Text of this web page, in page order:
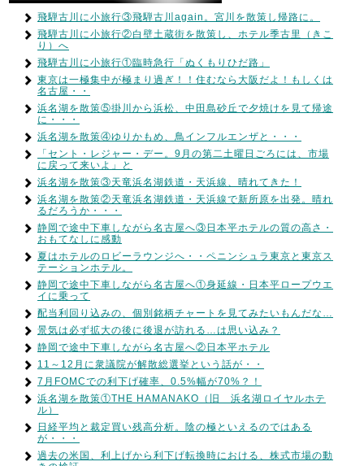
飛騨古川に小旅行③飛騨古川again。宮川を散策し帰路に。
飛騨古川に小旅行②白壁土蔵街を散策し、ホテル季古里（きこ
り）へ
飛騨古川に小旅行①臨時急行「ぬくもりひだ路」
東京は一極集中が極まり過ぎ！！住むなら大阪だよ！もしくは
名古屋・・
浜名湖を散策⑤掛川から浜松、中田島砂丘で夕焼けを見て帰途
に・・・
浜名湖を散策④ゆりかもめ、鳥インフルエンザと・・・
「セント・レジャー・デー。9月の第二土曜日ごろには、市場
に戻って来いよ」と
浜名湖を散策③天竜浜名湖鉄道・天浜線、晴れてきた！
浜名湖を散策②天竜浜名湖鉄道・天浜線で新所原を出発。晴れ
るだろうか・・・
静岡で途中下車しながら名古屋へ③日本平ホテルの質の高さ・
おもてなしに感動
夏はホテルのロビーラウンジへ・・ペニンシュラ東京と東京ス
テーションホテル。
静岡で途中下車しながら名古屋へ①身延線・日本平ロープウエ
イに乗って
配当利回り込みの、個別銘柄チャートを見てみたいもんだな…
景気は必ず拡大の後に後退が訪れる…は思い込み？
静岡で途中下車しながら名古屋へ②日本平ホテル
11～12月に衆議院が解散総選挙という話が・・
7月FOMCでの利下げ確率、0.5%幅が70%？！
浜名湖を散策①THE HAMANAKO（旧 浜名湖ロイヤルホテ
ル）
日経平均と裁定買い残高分析。陰の極といえるのではある
が・・・
過去の米国、利上げから利下げ転換時における、株式市場の動